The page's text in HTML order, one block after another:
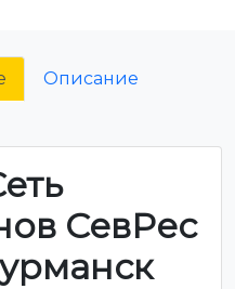
Описание
СевРес